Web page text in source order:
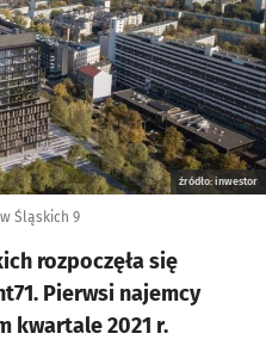
źródło: inwestor
Śląskich 9
rozpoczęła się
Pierwsi najemcy
kwartale 2021 r.